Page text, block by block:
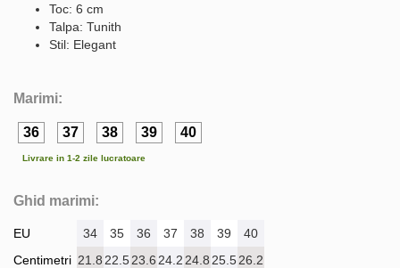
Toc: 6 cm
Talpa: Tunith
Stil: Elegant
Marimi:
36 37 38 39 40
Livrare in 1-2 zile lucratoare
Ghid marimi:
EU
Centimetri
34 35 36 37 38 39
40
21.8 22.523.6 24.2 24.8 25.526.2